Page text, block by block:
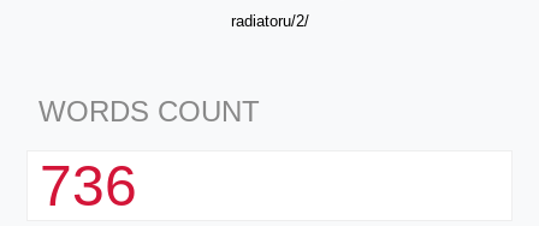
radiatoru/2/
WORDS COUNT
736